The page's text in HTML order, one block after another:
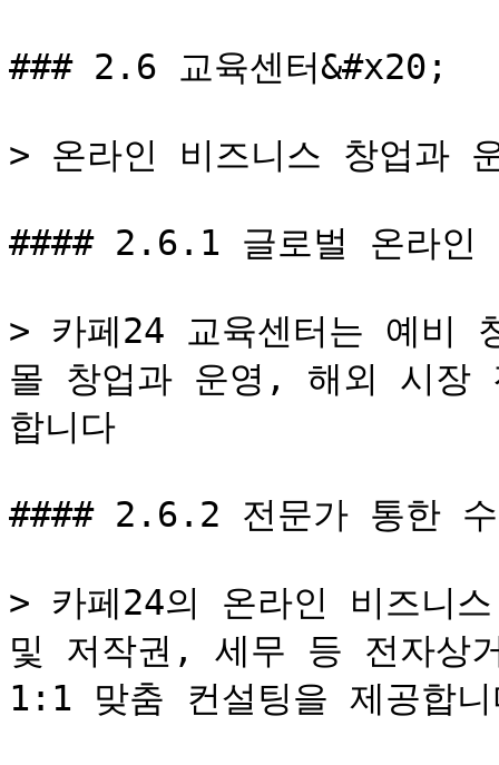
### 2.6 교육센터&#x20;
> 온라인 비즈니스 창업과
#### 2.6.1 글로벌 온라인
> 카페24 교육센터는 예비
몰 창업과 운영, 해외 시장
합니다
#### 2.6.2 전문가 통한
> 카페24의 온라인 비즈니
및 저작권, 세무 등 전자상
1:1 맞춤 컨설팅을 제공합